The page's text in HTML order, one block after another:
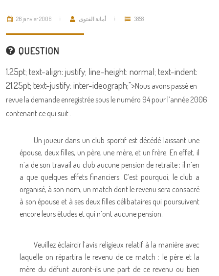
26 janvier 2006 أمانة الفتوى 3858
QUESTION
1.25pt; text-align: justify; line-height: normal; text-indent:
21.25pt; text-justify: inter-ideograph;">Nous avons passé en
revue la demande enregistrée sous le numéro 94 pour l’année 2006
contenant ce qui suit :
Un joueur dans un club sportif est décédé laissant une
épouse, deux filles, un père, une mère, et un frère. En effet, il
n’a de son travail au club aucune pension de retraite ; il n’en
a que quelques effets financiers. C’est pourquoi, le club a
organisé, à son nom, un match dont le revenu sera consacré
à son épouse et à ses deux filles célibataires qui poursuivent
encore leurs études et qui n’ont aucune pension.
Veuillez éclaircir l’avis religieux relatif à la manière avec
laquelle on répartira le revenu de ce match : le père et la
mère du défunt auront-ils une part de ce revenu ou bien